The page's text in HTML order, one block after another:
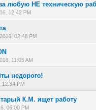
любую НЕ техническую
12:42 PM
0 голос(ов) - 0 из
12
02:48 PM
11:05 AM
недорого!
12:34 PM
0 голос(ов) - 0 из
К.М. ищет работу
06:00 PM
0 голос(ов) - 0 из